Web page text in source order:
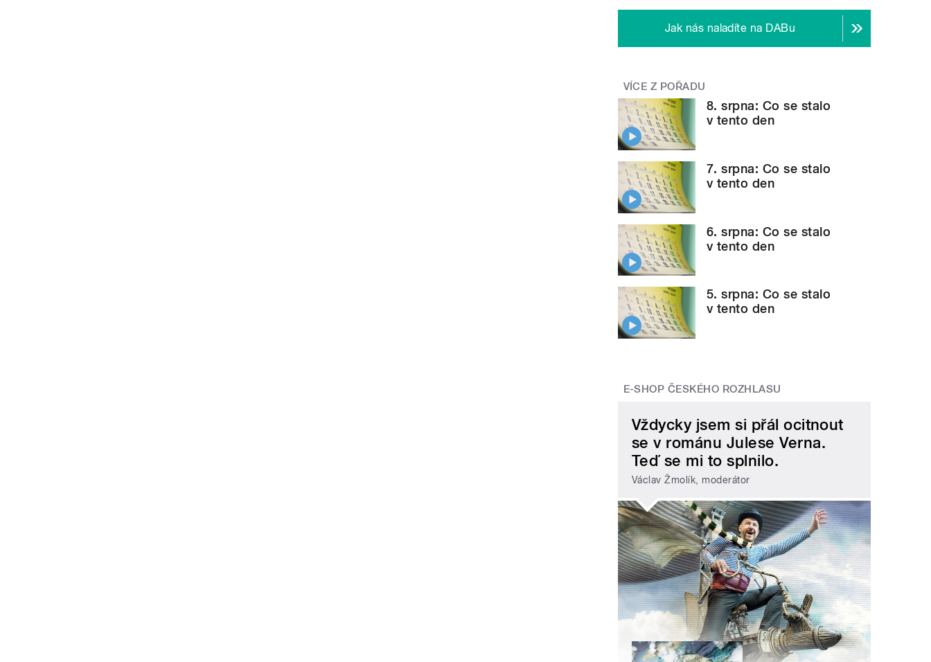
Jak nás naladíte na DABu
VÍCE Z POŘADU
8. srpna: Co se stalo
v tento den
7. srpna: Co se stalo
v tento den
6. srpna: Co se stalo
v tento den
5. srpna: Co se stalo
v tento den
E-SHOP ČESKÉHO ROZHLASU
Vždycky jsem si přál ocitnout
se v románu Julese Verna.
Teď se mi to splnilo.
Václav Žmolík, moderátor